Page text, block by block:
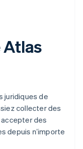
juridiques de
collecter des
des
depuis n’importe